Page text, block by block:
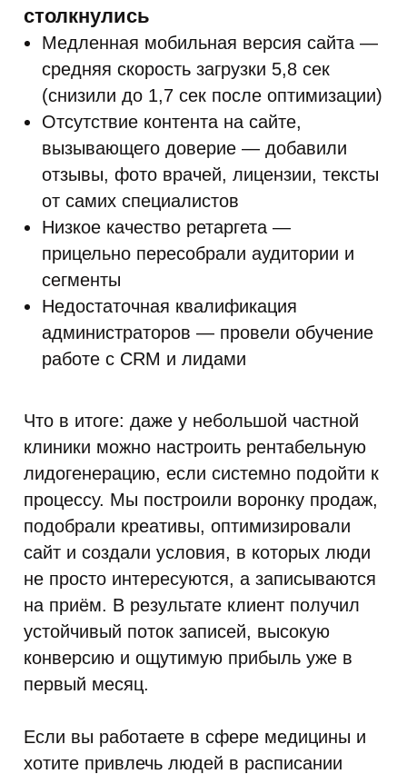
столкнулись
Медленная мобильная версия сайта —
средняя скорость загрузки 5,8 сек
(снизили до 1,7 сек после оптимизации)
Отсутствие контента на сайте,
вызывающего доверие — добавили
отзывы, фото врачей, лицензии, тексты
от самих специалистов
Низкое качество ретаргета —
прицельно пересобрали аудитории и
сегменты
Недостаточная квалификация
администраторов — провели обучение
работе с CRM и лидами
Что в итоге: даже у небольшой частной
клиники можно настроить рентабельную
лидогенерацию, если системно подойти к
процессу. Мы построили воронку продаж,
подобрали креативы, оптимизировали
сайт и создали условия, в которых люди
не просто интересуются, а записываются
на приём. В результате клиент получил
устойчивый поток записей, высокую
конверсию и ощутимую прибыль уже в
первый месяц.
Если вы работаете в сфере медицины и
хотите привлечь людей в расписании